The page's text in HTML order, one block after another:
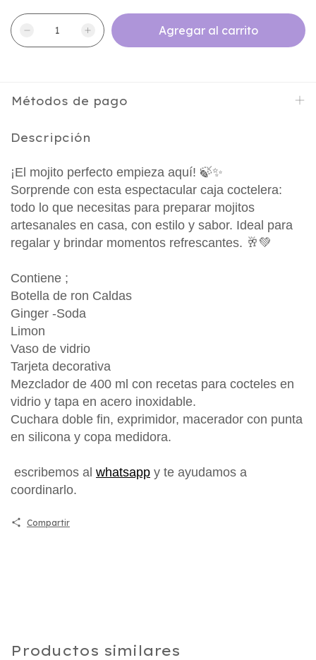
Métodos de pago
Descripción
¡El mojito perfecto empieza aquí! 🍃✨
Sorprende con esta espectacular caja coctelera:
todo lo que necesitas para preparar mojitos
artesanales en casa, con estilo y sabor. Ideal para
regalar y brindar momentos refrescantes. 🥂💚
Contiene ;
Botella de ron Caldas
Ginger -Soda
Limon
Vaso de vidrio
Tarjeta decorativa
Mezclador de 400 ml con recetas para cocteles en
vidrio y tapa en acero inoxidable.
Cuchara doble fin, exprimidor, macerador con punta
en silicona y copa medidora.
escribemos al whatsapp y te ayudamos a
coordinarlo.
Compartir
Productos similares